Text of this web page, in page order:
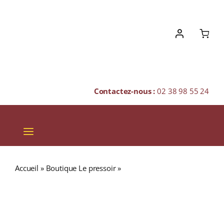
Contactez-nous :02 38 98 55 24
Toggle
Navigation
Accueil » Boutique Le pressoir»